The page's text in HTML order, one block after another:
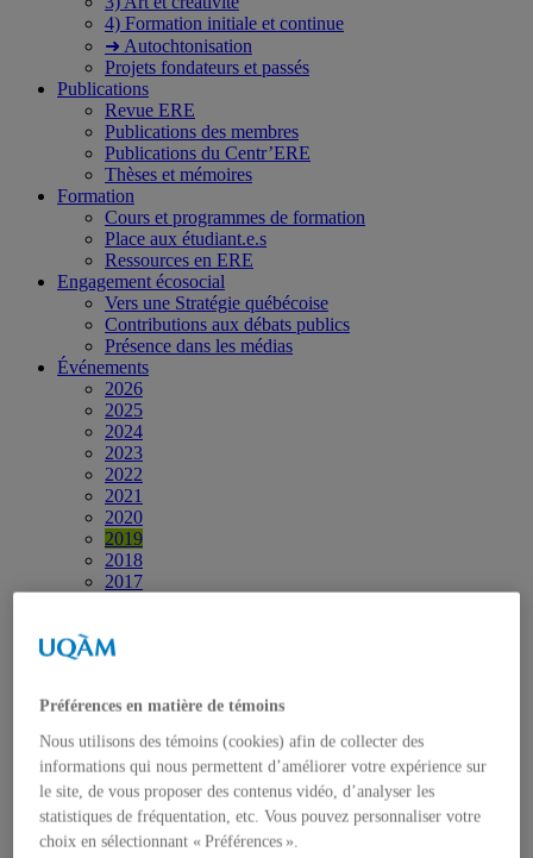
4) Formation initiale et continue
➜ Autochtonisation
Projets fondateurs et passés
Publications
Revue ERE
Publications des membres
Publications du Centr’ERE
Thèses et mémoires
Formation
Cours et programmes de formation
Place aux étudiant.e.s
Ressources en ERE
Engagement écosocial
Vers une Stratégie québécoise
Contributions aux débats publics
Présence dans les médias
Événements
2026
2025
2024
2023
2022
2021
2020
2019
2018
2017
2014
2001-2011
Diffusion
Chaîne YouTube
Page Facebook
Vidéos et diaporamas
Infolettres et Bulletins
Contact
Préférences en matière de témoins
Nous utilisons des témoins (cookies) afin de collecter des
informations qui nous permettent d’améliorer votre expérience sur
le site, de vous proposer des contenus vidéo, d’analyser les
statistiques de fréquentation, etc. Vous pouvez personnaliser votre
choix en sélectionnant « Préférences ».